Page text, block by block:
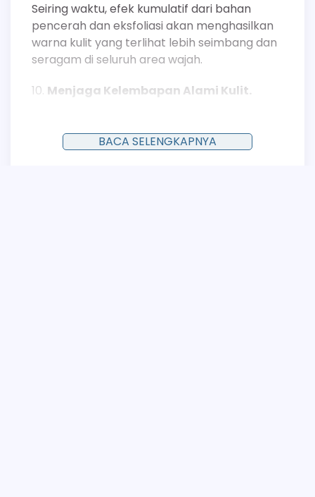
Seiring waktu, efek kumulatif dari bahan
pencerah dan eksfoliasi akan menghasilkan
warna kulit yang terlihat lebih seimbang dan
seragam di seluruh area wajah.
Menjaga Kelembapan Alami Kulit.
menghilangkan minyak alami (lipid) yang
berfungsi sebagai pelindung kulit secara
BACA SELENGKAPNYA